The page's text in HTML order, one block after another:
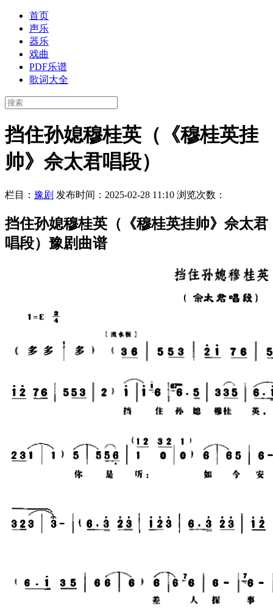
首页
声乐
器乐
戏曲
PDF乐谱
歌词大全
挡住孙媳穆桂英（《穆桂英挂
帅》佘太君唱段）
栏目： 豫剧 发布时间：2025-02-28 11:10 浏览次数：
挡住孙媳穆桂英（《穆桂英挂帅》佘太君
唱段）豫剧曲谱